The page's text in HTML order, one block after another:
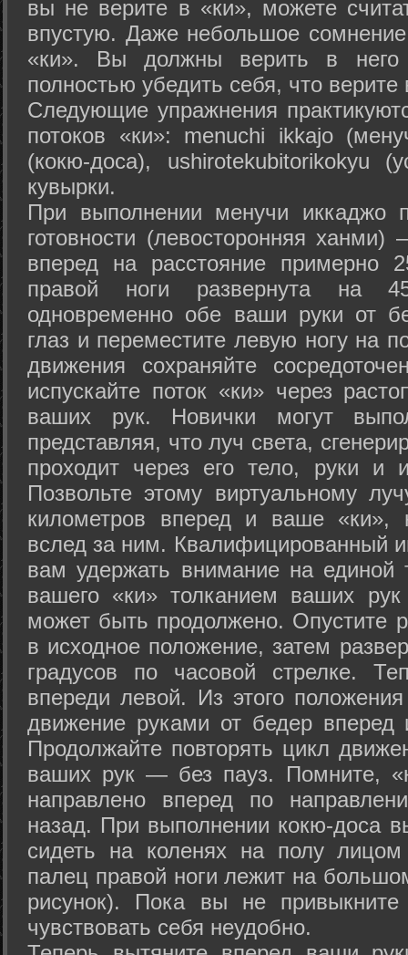
вы не верите в «ки», можете
впустую. Даже небольшое сомнение
«ки». Вы должны верить в
полностью убедить себя, что верите
Следующие упражнения
потоков «ки»: menuchi ikkajo
(кокю-доса), ushiro­tekubitori­kokyu
кувырки.
При выполнении менучи иккаджо
готовности (левосторонняя
вперед на расстояние примерно
правой ноги развернута на
одновременно обе ваши руки от
глаз и переместите левую ногу на
движения сохраняйте
испускайте поток «ки» через
ваших рук. Новички могут
представляя, что луч света,
проходит через его тело, руки и
Позвольте этому виртуальному
километров вперед и ваше «ки»,
вслед за ним. Квалифицированный
вам удержать внимание на единой
вашего «ки» толканием ваших
может быть продолжено. Опустите
в исходное положение, затем
градусов по часовой стрелке.
впереди левой. Из этого
движение руками от бедер вперед
Продолжайте повторять цикл
ваших рук — без пауз. Помните,
направлено вперед по
назад. При выполнении кокю-доса
сидеть на коленях на полу
палец правой ноги лежит на
рисунок). Пока вы не
чувствовать себя неудобно.